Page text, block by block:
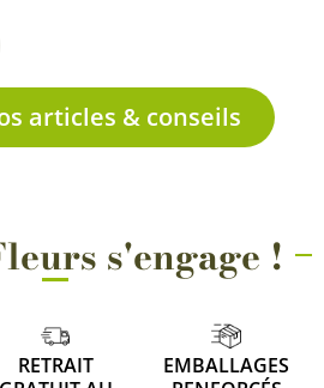
articles & conseils
s'engage !
RETRAIT
EMBALLAGES